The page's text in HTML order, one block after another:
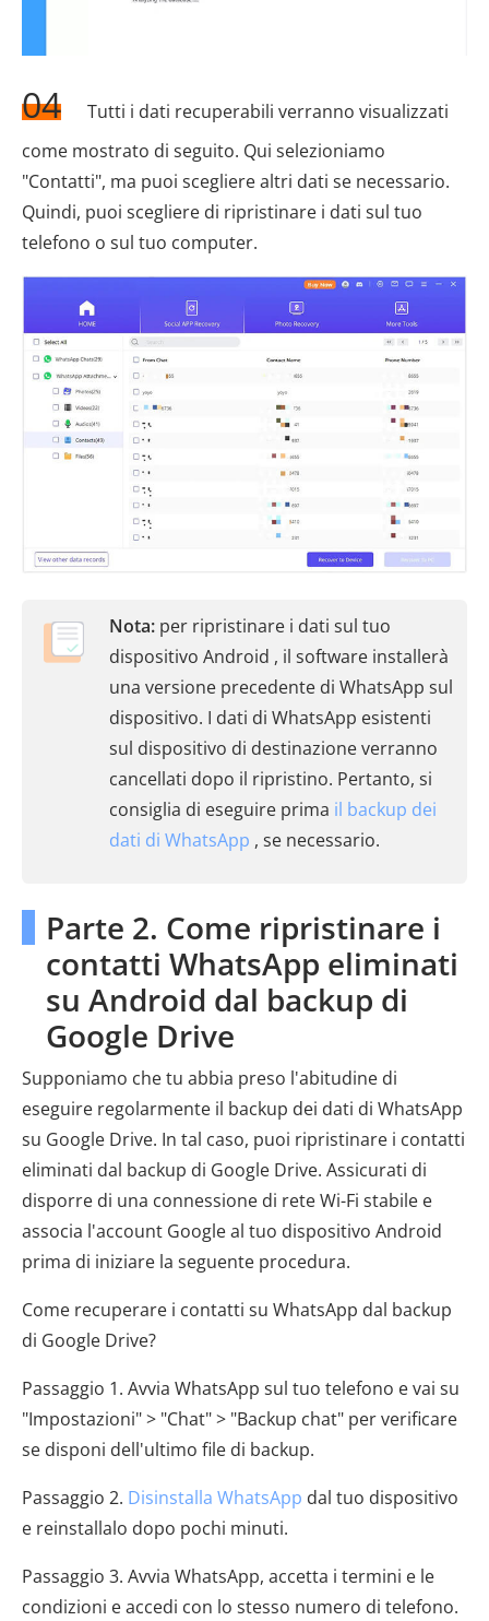
04
Tutti i dati recuperabili verranno visualizzati
come mostrato di seguito. Qui selezioniamo
"Contatti", ma puoi scegliere altri dati se necessario.
Quindi, puoi scegliere di ripristinare i dati sul tuo
telefono o sul tuo computer.
Nota: per ripristinare i dati sul tuo
dispositivo Android , il software installerà
una versione precedente di WhatsApp sul
dispositivo. I dati di WhatsApp esistenti
sul dispositivo di destinazione verranno
cancellati dopo il ripristino. Pertanto, si
consiglia di eseguire prima il backup dei
dati di WhatsApp , se necessario.
Parte 2. Come ripristinare i
contatti WhatsApp eliminati
su Android dal backup di
Google Drive
Supponiamo che tu abbia preso l'abitudine di
eseguire regolarmente il backup dei dati di WhatsApp
su Google Drive. In tal caso, puoi ripristinare i contatti
eliminati dal backup di Google Drive. Assicurati di
disporre di una connessione di rete Wi-Fi stabile e
associa l'account Google al tuo dispositivo Android
prima di iniziare la seguente procedura.
Come recuperare i contatti su WhatsApp dal backup
di Google Drive?
Passaggio 1. Avvia WhatsApp sul tuo telefono e vai su
"Impostazioni" > "Chat" > "Backup chat" per verificare
se disponi dell'ultimo file di backup.
Passaggio 2. Disinstalla WhatsApp dal tuo dispositivo
e reinstallalo dopo pochi minuti.
Passaggio 3. Avvia WhatsApp, accetta i termini e le
condizioni e accedi con lo stesso numero di telefono.